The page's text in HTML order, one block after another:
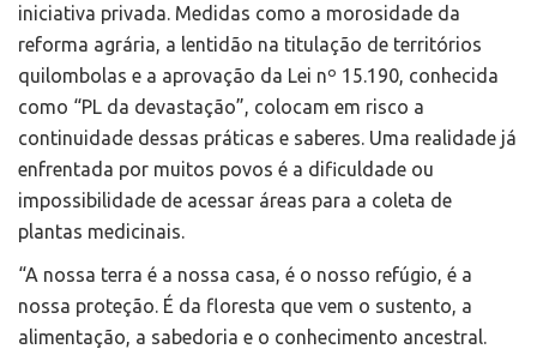
iniciativa privada. Medidas como a morosidade da
reforma agrária, a lentidão na titulação de territórios
quilombolas e a aprovação da Lei nº 15.190, conhecida
como “PL da devastação”, colocam em risco a
continuidade dessas práticas e saberes. Uma realidade já
enfrentada por muitos povos é a dificuldade ou
impossibilidade de acessar áreas para a coleta de
plantas medicinais.
“A nossa terra é a nossa casa, é o nosso refúgio, é a
nossa proteção. É da floresta que vem o sustento, a
alimentação, a sabedoria e o conhecimento ancestral.